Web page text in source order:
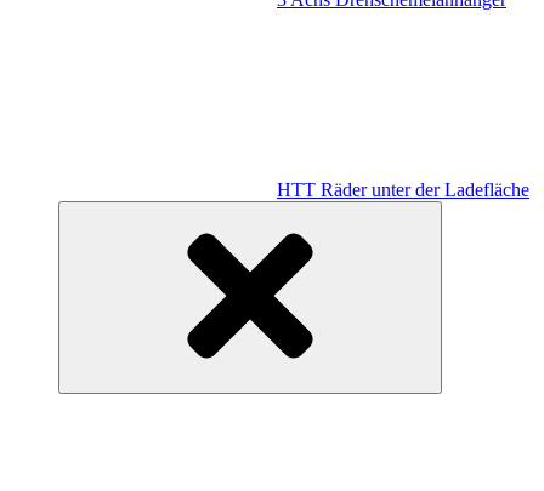
HTT Räder unter der Ladefläche